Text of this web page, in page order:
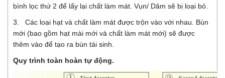
bình lọc thứ 2 để lấy lại chất làm mát. Vụn/ Dăm sẽ bị loại bỏ.
3. Các loại hạt và chất làm mát được trộn vào với nhau. Bùn
mới (bao gồm hạt mài mới và chất làm mát mới) sẽ được
thêm vào để tạo ra bùn tái sinh.
Quy trình toàn hoàn tự động.